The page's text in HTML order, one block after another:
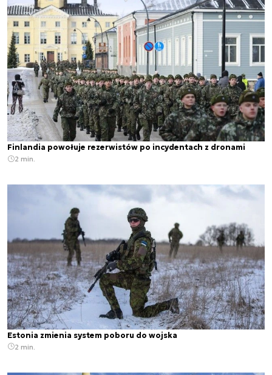
Finlandia powołuje rezerwistów po incydentach z dronami
2 min.
Estonia zmienia system poboru do wojska
2 min.